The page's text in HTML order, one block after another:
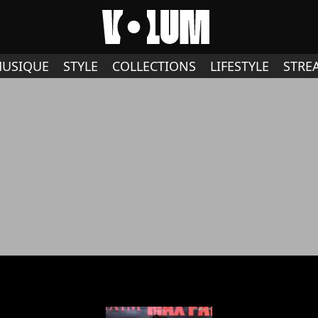
STYLE COLLECTIONS LIFESTYLE